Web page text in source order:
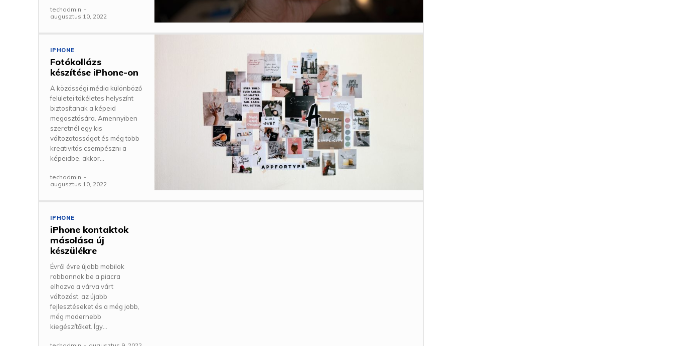
techadmin -
augusztus 10, 2022
IPHONE
Fotókollázs
készítése iPhone-on
A közösségi média különböző
felületei tökéletes helyszínt
biztosítanak a képeid
megosztására. Amennyiben
szeretnél egy kis
változatosságot és még több
kreativitás csempészni a
képeidbe, akkor...
techadmin -
augusztus 10, 2022
IPHONE
iPhone kontaktok
másolása új
készülékre
Évről évre újabb mobilok
robbannak be a piacra
elhozva a várva várt
változást, az újabb
fejlesztéseket és a még jobb,
még modernebb
kiegészítőket. Így...